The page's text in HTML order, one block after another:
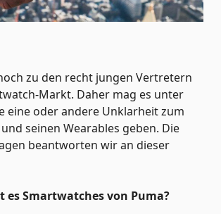
zu den recht jungen Vertretern
Markt. Daher mag es unter
eine oder andere Unklarheit zum
seinen Wearables geben. Die
beantworten wir an dieser
es Smartwatches von Puma?